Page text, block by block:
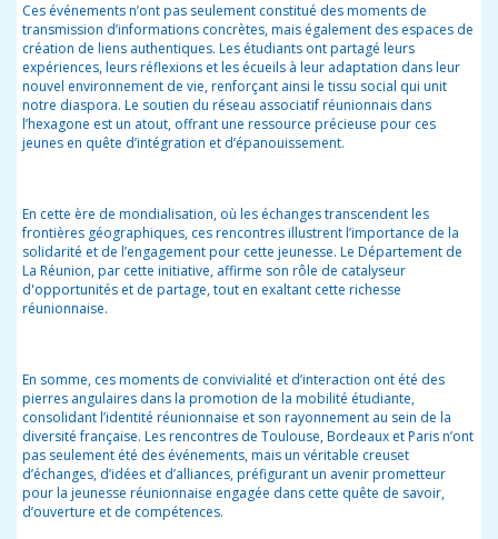
Ces événements n’ont pas seulement constitué des moments de
transmission d’informations concrètes, mais également des espaces de
création de liens authentiques. Les étudiants ont partagé leurs
expériences, leurs réflexions et les écueils à leur adaptation dans leur
nouvel environnement de vie, renforçant ainsi le tissu social qui unit
notre diaspora. Le soutien du réseau associatif réunionnais dans
l’hexagone est un atout, offrant une ressource précieuse pour ces
jeunes en quête d’intégration et d’épanouissement.
En cette ère de mondialisation, où les échanges transcendent les
frontières géographiques, ces rencontres illustrent l’importance de la
solidarité et de l’engagement pour cette jeunesse. Le Département de
La Réunion, par cette initiative, affirme son rôle de catalyseur
d'opportunités et de partage, tout en exaltant cette richesse
réunionnaise.
En somme, ces moments de convivialité et d’interaction ont été des
pierres angulaires dans la promotion de la mobilité étudiante,
consolidant l’identité réunionnaise et son rayonnement au sein de la
diversité française. Les rencontres de Toulouse, Bordeaux et Paris n’ont
pas seulement été des événements, mais un véritable creuset
d’échanges, d’idées et d’alliances, préfigurant un avenir prometteur
pour la jeunesse réunionnaise engagée dans cette quête de savoir,
d’ouverture et de compétences.